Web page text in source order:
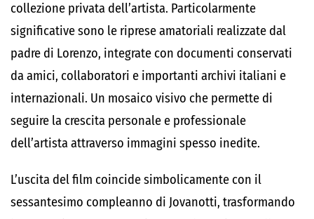
collezione privata dell’artista. Particolarmente
significative sono le riprese amatoriali realizzate dal
padre di Lorenzo, integrate con documenti conservati
da amici, collaboratori e importanti archivi italiani e
internazionali. Un mosaico visivo che permette di
seguire la crescita personale e professionale
dell’artista attraverso immagini spesso inedite.
L’uscita del film coincide simbolicamente con il
sessantesimo compleanno di Jovanotti, trasformando